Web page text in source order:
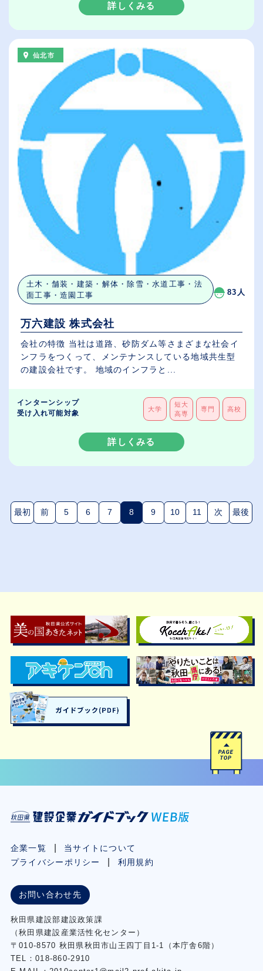
詳しくみる
仙北市
土木・舗装・建築・解体・除雪・水道工事・法
面工事・造園工事
83人
万六建設 株式会社
会社の特徴 当社は道路、砂防ダム等さまざまな社会イ
ンフラをつくって、メンテナンスしている地域共生型
の建設会社です。 地域のインフラと...
インターンシップ
受け入れ可能対象
大学
短大
高専
専門 高校
詳しくみる
最初 前 5 6 7 8(現在のページ)
9 10 11 次 最後
企業一覧
当サイトについて
プライバシーポリシー
利用規約
お問い合わせ先
秋⽥県建設部建設政策課
（秋⽥県建設産業活性化センター）
〒010-8570 秋田県秋田市⼭王四丁⽬1-1（本庁舎6階）
TEL：018-860-2910